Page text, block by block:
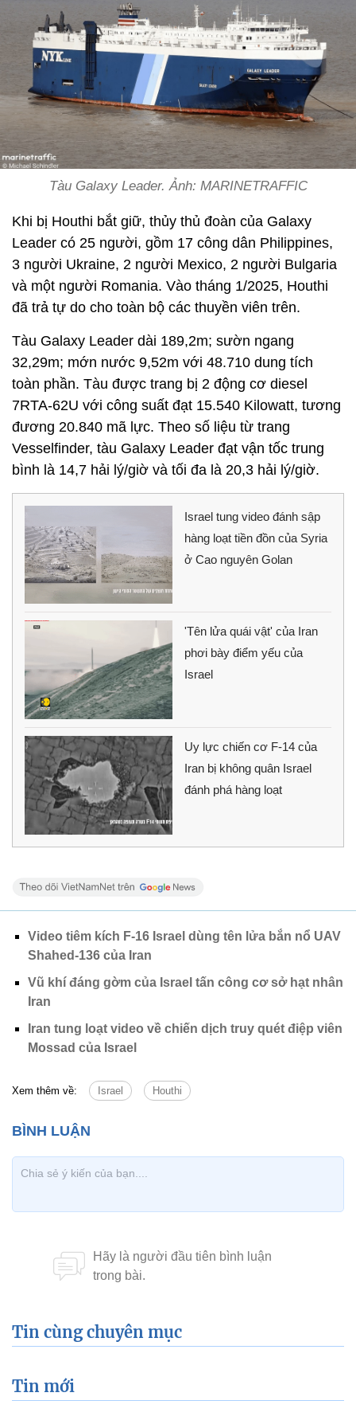
Tàu Galaxy Leader. Ảnh: MARINETRAFFIC
Khi bị Houthi bắt giữ, thủy thủ đoàn của Galaxy
Leader có 25 người, gồm 17 công dân Philippines,
3 người Ukraine, 2 người Mexico, 2 người Bulgaria
và một người Romania. Vào tháng 1/2025, Houthi
đã trả tự do cho toàn bộ các thuyền viên trên.
Tàu Galaxy Leader dài 189,2m; sườn ngang
32,29m; mớn nước 9,52m với 48.710 dung tích
toàn phần. Tàu được trang bị 2 động cơ diesel
7RTA-62U với công suất đạt 15.540 Kilowatt, tương
đương 20.840 mã lực. Theo số liệu từ trang
Vesselfinder, tàu Galaxy Leader đạt vận tốc trung
bình là 14,7 hải lý/giờ và tối đa là 20,3 hải lý/giờ.
Israel tung video đánh sập
hàng loạt tiền đồn của Syria
ở Cao nguyên Golan
'Tên lửa quái vật' của Iran
phơi bày điểm yếu của
Israel
Uy lực chiến cơ F-14 của
Iran bị không quân Israel
đánh phá hàng loạt
Video tiêm kích F-16 Israel dùng tên lửa bắn nổ UAV
Shahed-136 của Iran
Vũ khí đáng gờm của Israel tấn công cơ sở hạt nhân
Iran
Iran tung loạt video về chiến dịch truy quét điệp viên
Mossad của Israel
Xem thêm về: Israel Houthi
Tin cùng chuyên mục
Tin mới